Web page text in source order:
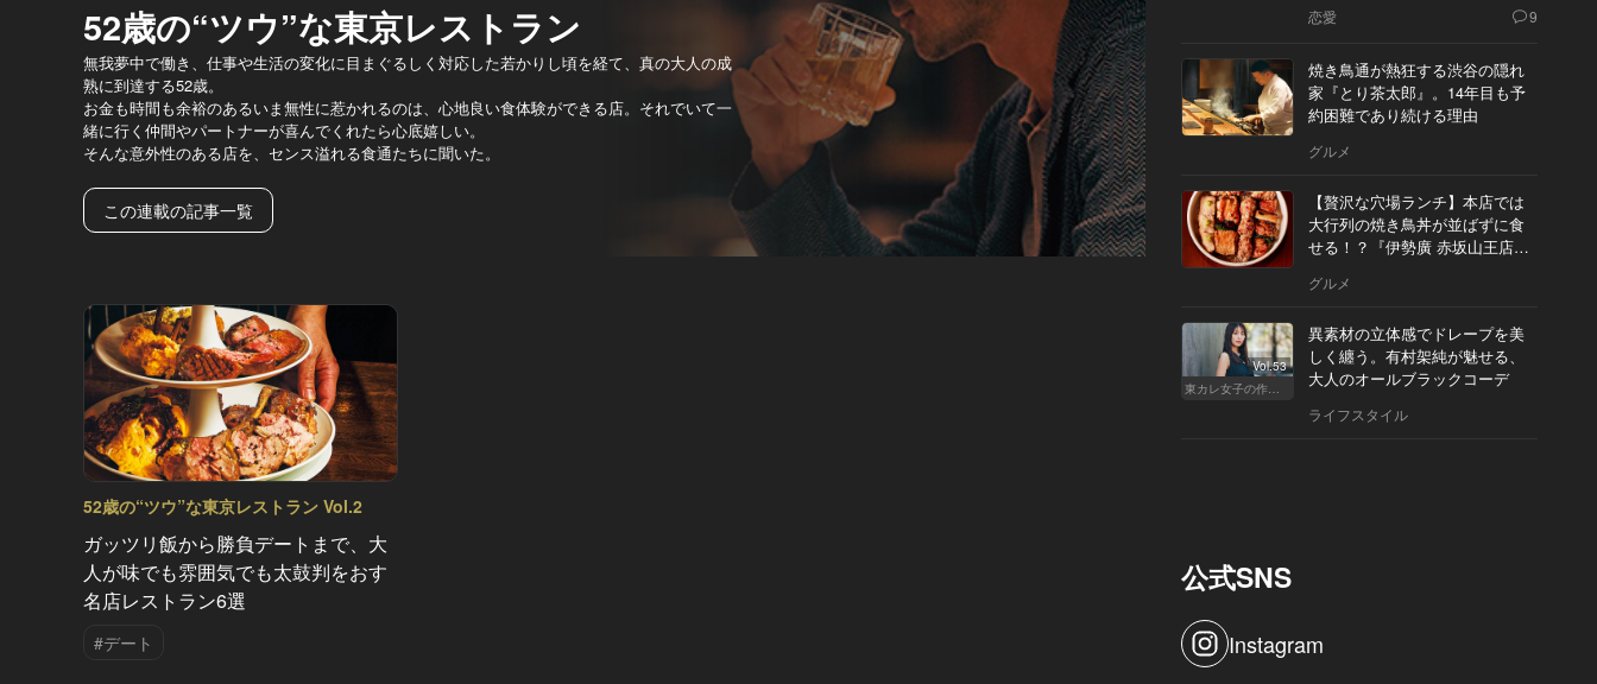
52歳の“ツウ”な東京レストラン
無我夢中で働き、仕事や生活の変化に目まぐるしく対応した若かりし頃を経て、真の大人の成
熟に到達する52歳。
お金も時間も余裕のあるいま無性に惹かれるのは、心地良い食体験ができる店。それでいて一
緒に行く仲間やパートナーが喜んでくれたら心底嬉しい。
そんな意外性のある店を、センス溢れる食通たちに聞いた。
この連載の記事一覧
52歳の“ツウ”な東京レストラン Vol.2
ガッツリ飯から勝負デートまで、大
人が味でも雰囲気でも太鼓判をおす
名店レストラン6選
#デート
恋愛 9
焼き鳥通が熱狂する渋谷の隠れ
家『とり茶太郎』。14年目も予
約困難であり続ける理由
グルメ
【贅沢な穴場ランチ】本店では
大行列の焼き鳥丼が並ばずに食
せる！？『伊勢廣 赤坂山王店』
グルメ
Vol.53
東カレ女子の作り方
異素材の立体感でドレープを美
しく纏う。有村架純が魅せる、
大人のオールブラックコーデ
ライフスタイル
公式SNS
Instagram